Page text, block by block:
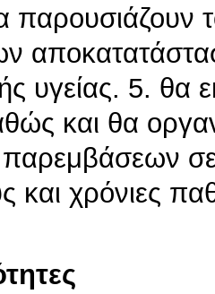
παρουσιάζουν
υγείας. 5. θα
και θα
σε
και χρόνιες